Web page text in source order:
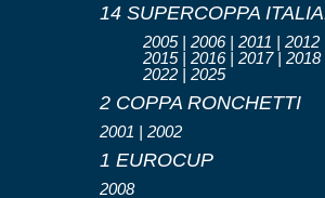
14 SUPERCOPPA
2005 | 2006 | 2011 | 2012
2015 | 2016 | 2017 |
2022 | 2025
2 COPPA RONCHETTI
2001 | 2002
1 EUROCUP
2008